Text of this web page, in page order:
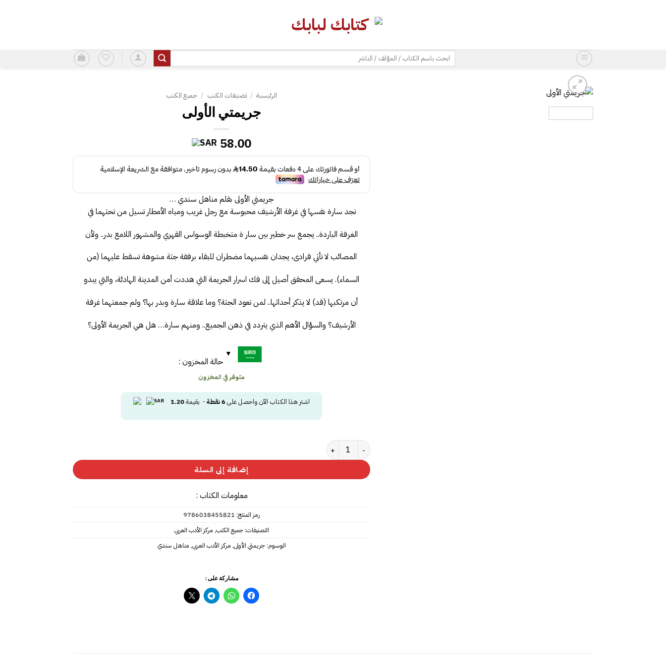
البحث
عن:
الرئيسية / تصنيفات الكتب / جميع الكتب
جريمتي الأولى
58.00
جريمتي الأولى بقلم مناهل سندي …
تجد سارة نفسها في غرفة الأرشيف محبوسة مع رجل غريب ومياه الأمطار تسيل من تحتهما في
الغرفة الباردة.. يجمع سر خطير بين سار ة متخبطة الوسواس القهري والمشهور اللامع بدر.. ولأن
المصائب لا تأتي فرادى، يجدان نفسيهما مضطران للبقاء برفقة جثة مشوهة تسقط عليهما (من
السماء). يسعى المحقق أصيل إلى فك اسرار الجريمة التي هددت أمن المدينة الهادئة، والتي يبدو
أن مرتكبها (قد) لا يذكر أحداثها.. لمن تعود الجثة؟ وما علاقة سارة وبدر بها؟ ولم جمعتهما غرفة
الأرشيف؟ والسؤال الأهم الذي يتردد في ذهن الجميع.. ومنهم سارة… هل هي الجريمة الأولى؟
حالة المخزون :
متوفر في المخزون
اشتر هذا الكتاب الآن واحصل على6نقطة - بقيمة1.20
كمية جريمتي الأولى
إضافة إلى السلة
معلومات الكتاب :
رمز المنتج: 9786038455821
التصنيفات:جميع الكتب, مركز الأدب العربي
الوسوم:جريمتي الأولى, مركز الأدب العربي, مناهل سندي
مشاركة على :